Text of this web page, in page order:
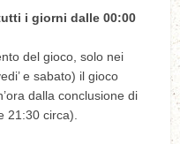
i giorni dalle 00:00
del gioco, solo nei
e sabato) il gioco
dalla conclusione di
21:30 circa).